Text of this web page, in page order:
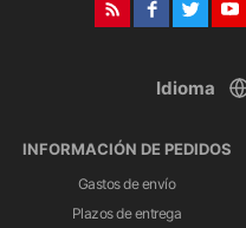
Idioma
INFORMACIÓN DE PEDIDOS
Gastos de envío
Plazos de entrega